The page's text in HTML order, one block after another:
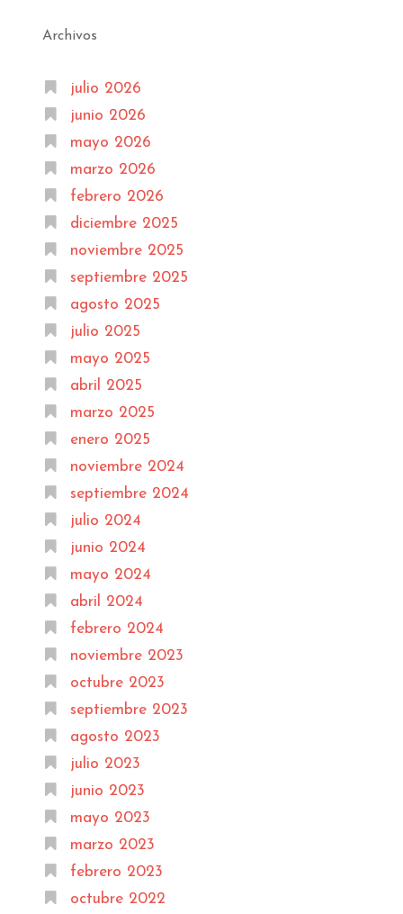
Archivos
julio 2026
junio 2026
mayo 2026
marzo 2026
febrero 2026
diciembre 2025
noviembre 2025
septiembre 2025
agosto 2025
julio 2025
mayo 2025
abril 2025
marzo 2025
enero 2025
noviembre 2024
septiembre 2024
julio 2024
junio 2024
mayo 2024
abril 2024
febrero 2024
noviembre 2023
octubre 2023
septiembre 2023
agosto 2023
julio 2023
junio 2023
mayo 2023
marzo 2023
febrero 2023
octubre 2022